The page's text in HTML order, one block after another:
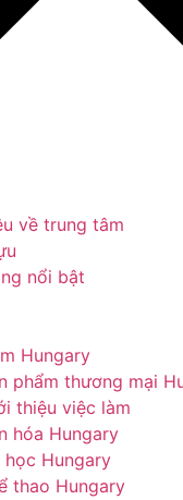
về trung tâm
nổi bật
Hungary
phẩm thương mại
thiệu việc làm
hóa Hungary
học Hungary
thao Hungary